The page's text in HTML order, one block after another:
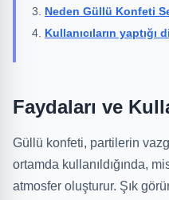
Neden Güllü Konfeti
Kullanıcıların yaptığı
Faydaları ve
Güllü konfeti, partilerin
ortamda kullanıldığında,
atmosfer oluşturur. Şık